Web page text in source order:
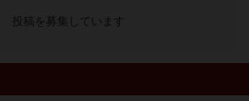
投稿を募集しています